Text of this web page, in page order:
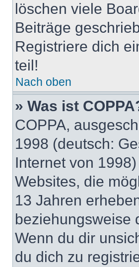
löschen viele
Beiträge
Registriere dich
teil!
Nach oben
» Was ist
COPPA,
1998 (deutsch:
Internet von
Websites, die
13 Jahren
beziehungsweise
Wenn du dir
du dich zu